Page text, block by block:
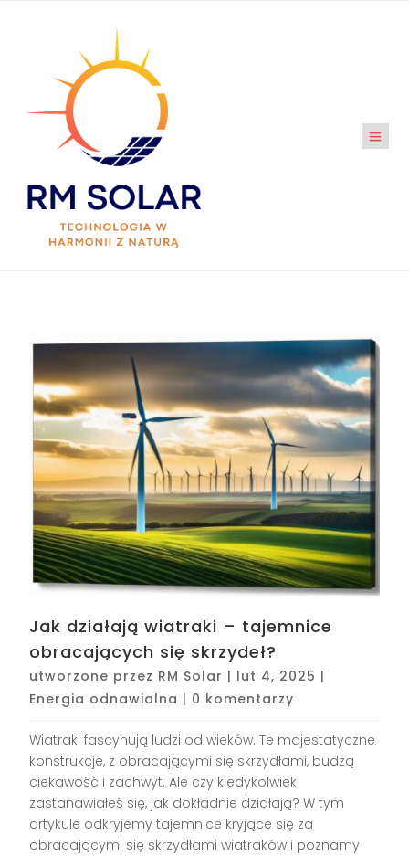
Jak działają wiatraki – tajemnice
obracających się skrzydeł?
utworzone przez RM Solar | lut 4, 2025 |
Energia odnawialna | 0 komentarzy
Wiatraki fascynują ludzi od wieków. Te majestatyczne
konstrukcje, z obracającymi się skrzydłami, budzą
ciekawość i zachwyt. Ale czy kiedykolwiek
zastanawiałeś się, jak dokładnie działają? W tym
artykule odkryjemy tajemnice kryjące się za
obracającymi się skrzydłami wiatraków i poznamy